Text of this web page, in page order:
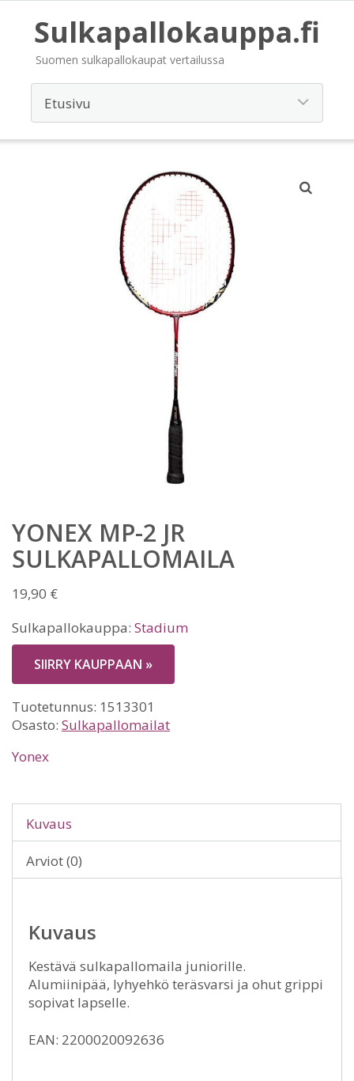
Sulkapallokauppa.fi
Suomen sulkapallokaupat vertailussa
YONEX MP-2 JR
SULKAPALLOMAILA
19,90 €
Sulkapallokauppa: Stadium
SIIRRY KAUPPAAN »
Tuotetunnus: 1513301
Osasto: Sulkapallomailat
Yonex
Kuvaus
Arviot (0)
Kuvaus
Kestävä sulkapallomaila juniorille.
Alumiinipää, lyhyehkö teräsvarsi ja ohut grippi
sopivat lapselle.
EAN: 2200020092636